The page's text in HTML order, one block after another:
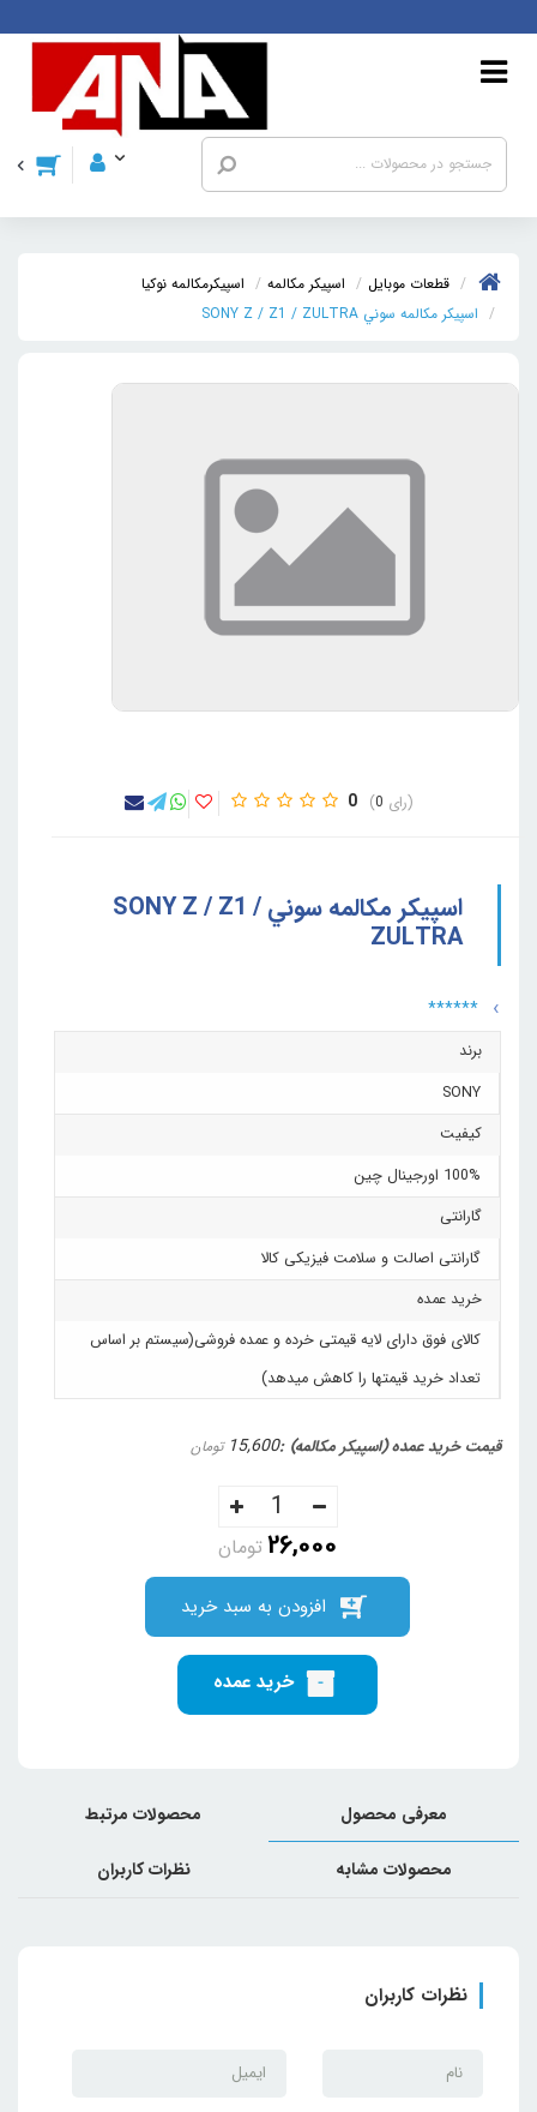
قطعات موبايل اسپیکر مکالمه
اسپيکرمکالمه نوکيا
اسپيکر مکالمه سوني SONY Z / Z1 / ZULTRA
0 0
اسپيکر مکالمه سوني SONY Z / Z1 /
ZULTRA
******
برند
SONY
کیفیت
100% اورجینال چین
گارانتی
گارانتی اصالت و سلامت فیزیکی کالا
خرید عمده
کالای فوق دارای لایه قیمتی خرده و عمده فروشی(سیستم بر اساس
تعداد خرید قیمتها را کاهش میدهد)
قیمت خرید عمده (اسپیکر مکالمه) 15,600 تومان
26,000تومان
افزودن به سبد خرید
خرید عمده
معرفی محصول محصولات مرتبط
محصولات مشابه نظرات کاربران
نظرات کاربران